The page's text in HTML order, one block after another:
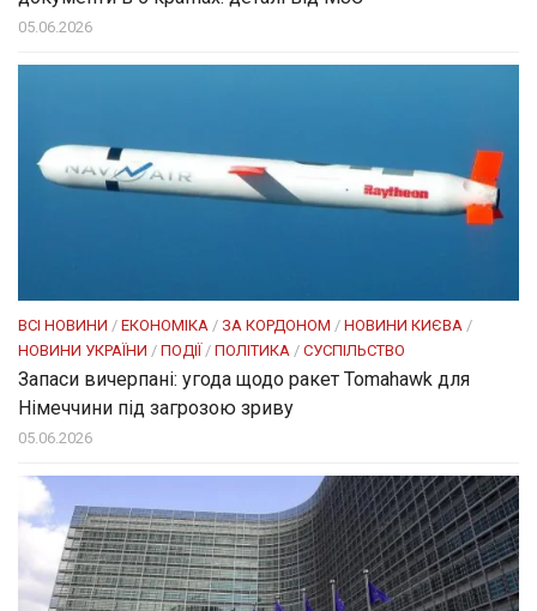
05.06.2026
ВСІ НОВИНИ / ЕКОНОМІКА / ЗА КОРДОНОМ / НОВИНИ КИЄВА /
НОВИНИ УКРАЇНИ / ПОДІЇ/ ПОЛІТИКА / СУСПІЛЬСТВО
Запаси вичерпані: угода щодо ракет Tomahawk для
Німеччини під загрозою зриву
05.06.2026